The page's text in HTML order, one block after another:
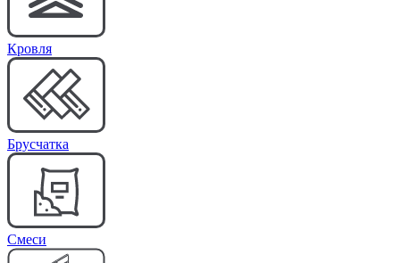
Кровля
Брусчатка
Cмеси